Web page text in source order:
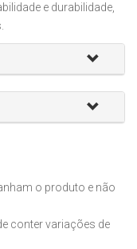
e durabilidade,
o produto e não
conter variações de